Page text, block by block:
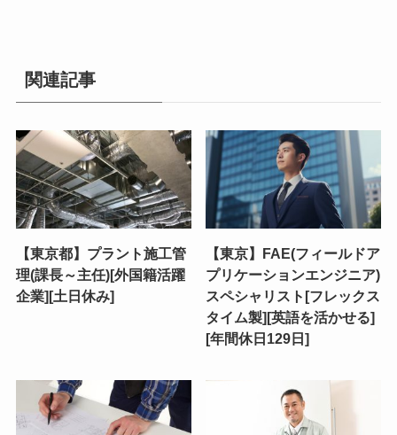
関連記事
【東京都】プラント施工管
理(課長～主任)[外国籍活躍
企業][土日休み]
【東京】FAE(フィールドア
プリケーションエンジニア)
スペシャリスト[フレックス
タイム製][英語を活かせる]
[年間休日129日]